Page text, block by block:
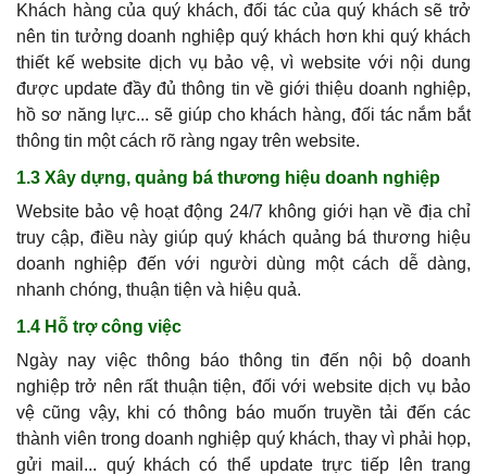
Khách hàng của quý khách, đối tác của quý khách sẽ trở
nên tin tưởng doanh nghiệp quý khách hơn khi quý khách
thiết kế website dịch vụ bảo vệ, vì website với nội dung
được update đầy đủ thông tin về giới thiệu doanh nghiệp,
hồ sơ năng lực... sẽ giúp cho khách hàng, đối tác nắm bắt
thông tin một cách rõ ràng ngay trên website.
1.3 Xây dựng, quảng bá thương hiệu doanh nghiệp
Website bảo vệ hoạt động 24/7 không giới hạn về địa chỉ
truy cập, điều này giúp quý khách quảng bá thương hiệu
doanh nghiệp đến với người dùng một cách dễ dàng,
nhanh chóng, thuận tiện và hiệu quả.
1.4 Hỗ trợ công việc
Ngày nay việc thông báo thông tin đến nội bộ doanh
nghiệp trở nên rất thuận tiện, đối với website dịch vụ bảo
vệ cũng vậy, khi có thông báo muốn truyền tải đến các
thành viên trong doanh nghiệp quý khách, thay vì phải họp,
gửi mail... quý khách có thể update trực tiếp lên trang